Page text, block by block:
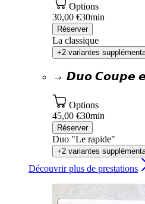
Options
30,00 €30min
Réserver
La classique
+2 variantes
→ 𝘿𝙪𝙤 𝘾𝙤𝙪𝙥𝙚
Options
45,00 €30min
Réserver
Duo "Le rapide"
+2 variantes
Découvrir plus de prestations